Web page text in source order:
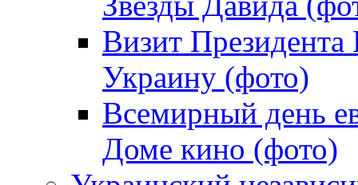
Визит
Украину (фото)
Всемирный день
Доме кино (фото)